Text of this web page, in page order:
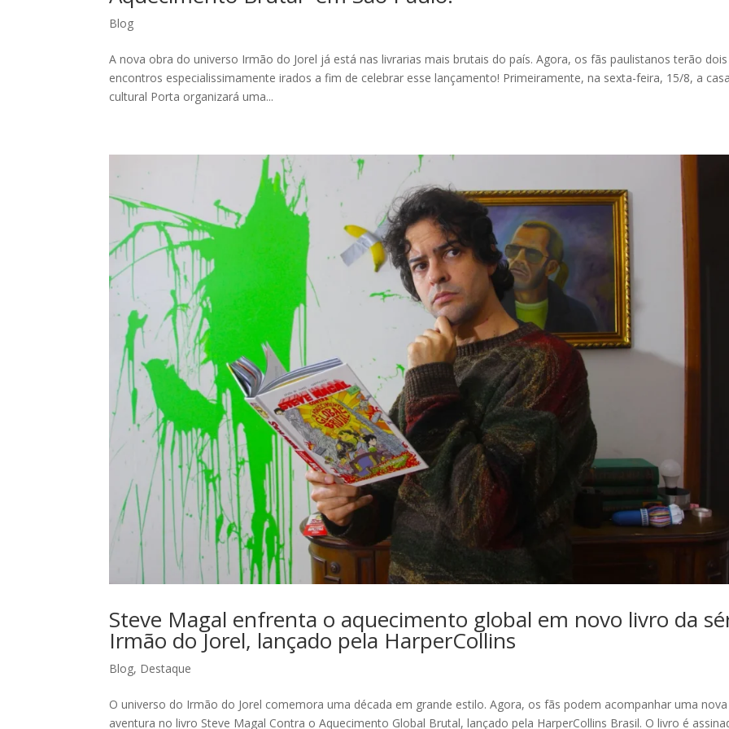
Blog
A nova obra do universo Irmão do Jorel já está nas livrarias mais brutais do país. Agora, os fãs paulistanos terão dois
encontros especialissimamente irados a fim de celebrar esse lançamento! Primeiramente, na sexta-feira, 15/8, a
cultural Porta organizará uma...
Steve Magal enfrenta o aquecimento global em novo livro da
Irmão do Jorel, lançado pela HarperCollins
Blog, Destaque
O universo do Irmão do Jorel comemora uma década em grande estilo. Agora, os fãs podem acompanhar uma nova
aventura no livro Steve Magal Contra o Aquecimento Global Brutal, lançado pela HarperCollins Brasil. O livro é